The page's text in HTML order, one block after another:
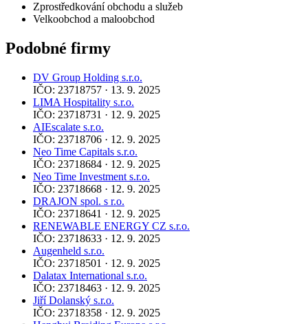
Zprostředkování obchodu a služeb
Velkoobchod a maloobchod
Podobné firmy
DV Group Holding s.r.o.
IČO: 23718757 · 13. 9. 2025
LIMA Hospitality s.r.o.
IČO: 23718731 · 12. 9. 2025
AIEscalate s.r.o.
IČO: 23718706 · 12. 9. 2025
Neo Time Capitals s.r.o.
IČO: 23718684 · 12. 9. 2025
Neo Time Investment s.r.o.
IČO: 23718668 · 12. 9. 2025
DRAJON spol. s r.o.
IČO: 23718641 · 12. 9. 2025
RENEWABLE ENERGY CZ s.r.o.
IČO: 23718633 · 12. 9. 2025
Augenheld s.r.o.
IČO: 23718501 · 12. 9. 2025
Dalatax International s.r.o.
IČO: 23718463 · 12. 9. 2025
Jiří Dolanský s.r.o.
IČO: 23718358 · 12. 9. 2025